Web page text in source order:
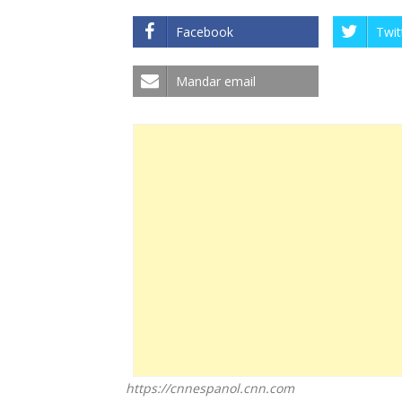
Facebook
Mandar email
https://cnnespanol.cnn.com